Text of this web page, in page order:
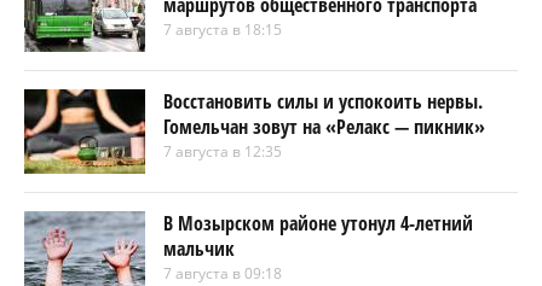
7 августа в 18:15
Восстановить силы и успокоить нервы.
Гомельчан зовут на «Релакс — пикник»
7 августа в 12:35
В Мозырском районе утонул 4-летний
мальчик
7 августа в 09:18